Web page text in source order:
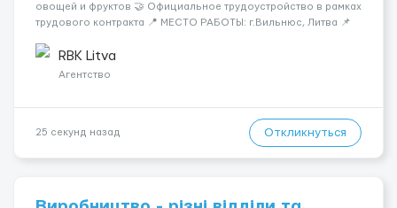
овощей и фруктов 🤝 Официальное трудоустройство в рамках
трудового контракта 📍 МЕСТО РАБОТЫ: г.Вильнюс, Литва 📌
- медкомиссия 30 евро (с ЗП) - работа в темпе - разговорный
русский...
RBK Litva
Агентство
25 секунд назад Откликнуться